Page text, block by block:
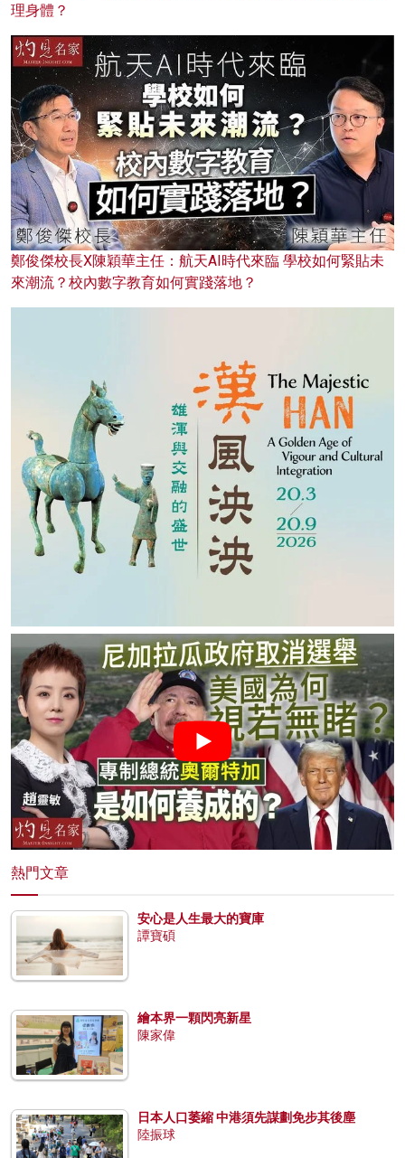
理身體？
鄭俊傑校長X陳穎華主任：航天AI時代來臨 學校如何緊貼未
來潮流？校內數字教育如何實踐落地？
熱門文章
安心是人生最大的寶庫
譚寶碩
繪本界一顆閃亮新星
陳家偉
日本人口萎縮 中港須先謀劃免步其後塵
陸振球